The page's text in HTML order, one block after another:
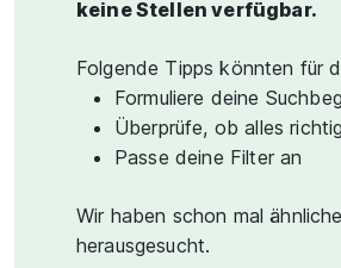
keine Stellen verfügbar.
Folgende Tipps könnten für
Formuliere deine
Überprüfe, ob alles
Passe deine Filter an
Wir haben schon mal
herausgesucht.